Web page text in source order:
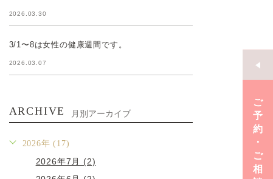
ご
予
約
･
ご
相
2026.03.30
3/1〜8は女性の健康週間です。
2026.03.07
ARCHIVE 月別アーカイブ
2026年 (17)
2026年7月 (2)